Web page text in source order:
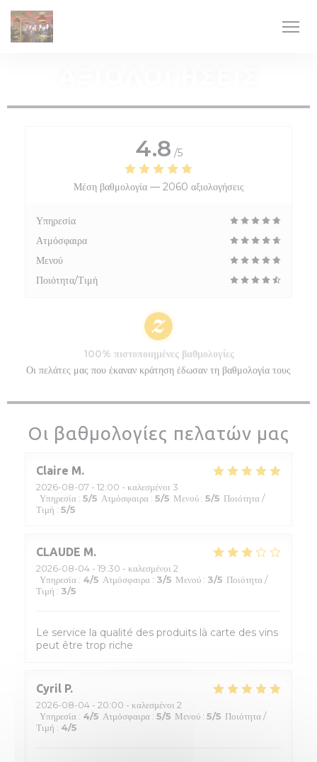
Οι βαθμολογίες πελατών μας
Claire M
2026-08-07 - 12:00 - καλεσμένοι 3
Υπηρεσία : 5/5 Ατμόσφαιρα : 5/5 Μενού : 5/5 Ποιότητα /
Τιμή : 5/5
CLAUDE M
2026-08-04 - 19:30 - καλεσμένοι 2
Υπηρεσία : 4/5 Ατμόσφαιρα : 3/5 Μενού : 3/5 Ποιότητα /
Τιμή : 3/5
Le service la qualité des produits là carte des vins
peut être trop riche
Cyril P
2026-08-04 - 20:00 - καλεσμένοι 2
Υπηρεσία : 4/5 Ατμόσφαιρα : 5/5 Μενού : 5/5 Ποιότητα /
Τιμή : 4/5
4.8 /5
Μέση βαθμολογία — 2060 αξιολογήσεις
Υπηρεσία
Ατμόσφαιρα
Μενού
Ποιότητα/Τιμή
100% πιστοποιημένες βαθμολογίες
Οι πελάτες μας που έκαναν κράτηση έδωσαν τη βαθμολογία τους